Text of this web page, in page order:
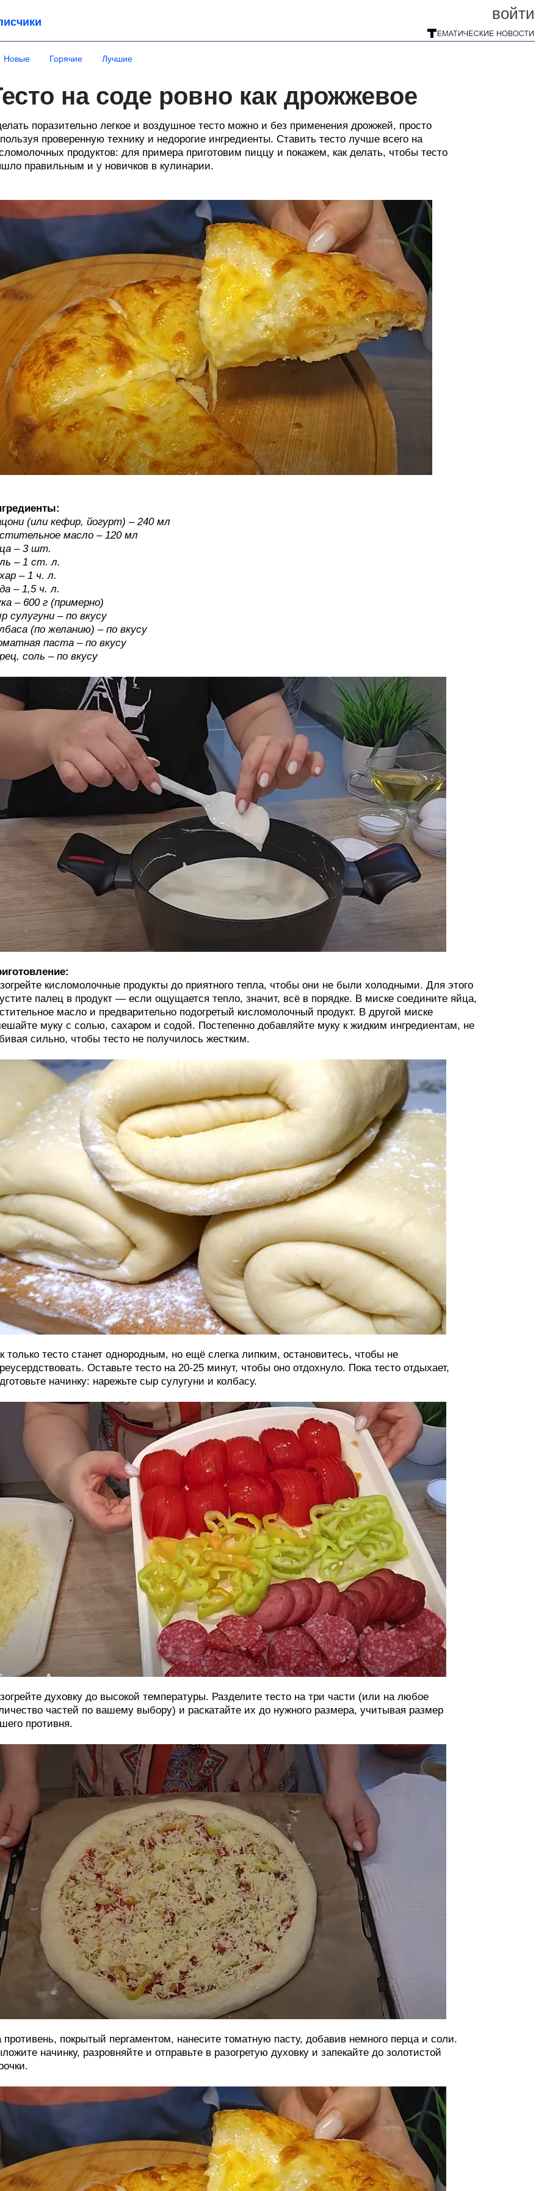
войти
Новые Горячие Лучшие
на соде ровно как дрожжевое
поразительно легкое и воздушное тесто можно и без применения дрожжей, просто
проверенную технику и недорогие ингредиенты. Ставить тесто лучше всего на
продуктов: для примера приготовим пиццу и покажем, как делать, чтобы тесто
правильным и у новичков в кулинарии.
(или кефир, йогурт) – 240 мл
масло – 120 мл
– 3 шт.
– 1 ст. л.
– 1 ч. л.
– 1,5 ч. л.
– 600 г (примерно)
сулугуни – по вкусу
(по желанию) – по вкусу
паста – по вкусу
соль – по вкусу
кисломолочные продукты до приятного тепла, чтобы они не были холодными. Для этого
палец в продукт — если ощущается тепло, значит, всё в порядке. В миске соедините яйца,
масло и предварительно подогретый кисломолочный продукт. В другой миске
муку с солью, сахаром и содой. Постепенно добавляйте муку к жидким ингредиентам, не
сильно, чтобы тесто не получилось жестким.
только тесто станет однородным, но ещё слегка липким, остановитесь, чтобы не
Оставьте тесто на 20-25 минут, чтобы оно отдохнуло. Пока тесто отдыхает,
начинку: нарежьте сыр сулугуни и колбасу.
духовку до высокой температуры. Разделите тесто на три части (или на любое
частей по вашему выбору) и раскатайте их до нужного размера, учитывая размер
противня.
противень, покрытый пергаментом, нанесите томатную пасту, добавив немного перца и соли.
начинку, разровняйте и отправьте в разогретую духовку и запекайте до золотистой